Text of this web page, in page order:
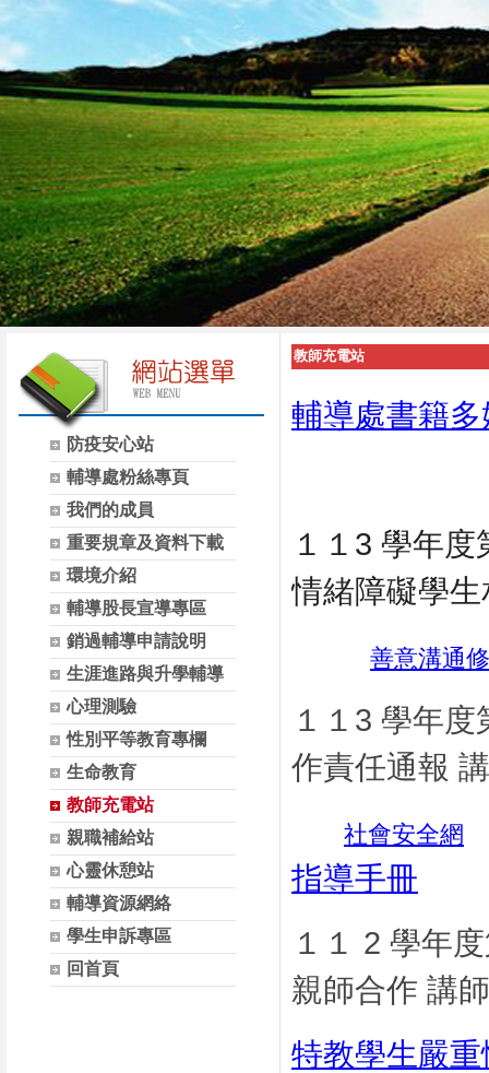
防疫安心站
輔導處粉絲專頁
我們的成員
重要規章及資料下載
環境介紹
輔導股長宣導專區
銷過輔導申請說明
生涯進路與升學輔導
心理測驗
性別平等教育專欄
生命教育
教師充電站
親職補給站
心靈休憩站
輔導資源網絡
學生申訴專區
回首頁
教師充電站
輔導處書籍
１１3 學年
情緒障礙學
善意溝通
１１3 學年
作責任通報
社會安全網
指導手冊
１１ 2 學年
親師合作 講
特教學生嚴